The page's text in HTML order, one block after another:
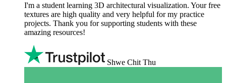
I'm a student learning 3D architectural visualization. Your free
textures are high quality and very helpful for my practice
projects. Thank you for supporting students with these
amazing resources!
Shwe Chit Thu